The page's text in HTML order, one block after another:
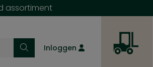
assortiment
Inloggen